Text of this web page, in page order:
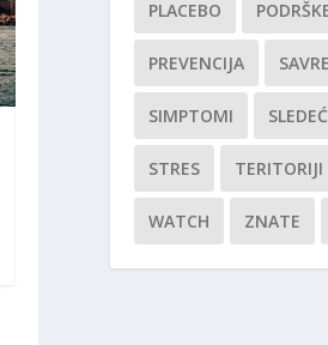
PLACEBO
PREVENCIJA
SIMPTOMI
STRES TERITORIJI
WATCH ZNATE